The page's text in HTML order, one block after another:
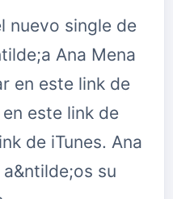
nuevo single de
Ana Mena
en este link de
este link de
de iTunes. Ana
su